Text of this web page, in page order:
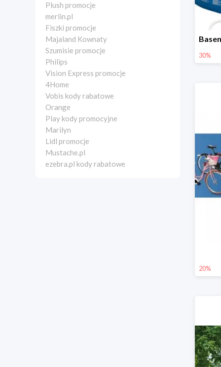
Plush promocje
merlin.pl
Fiszki promocje
Majaland Kownaty
Szumisie promocje
Philips
Vision Express promocje
4Home
Vobis kody rabatowe
Orange
Play kody promocyjne
Marilyn
Lidl promocje
Mustache.pl
ezebra.pl kody rabatowe
30%
20%